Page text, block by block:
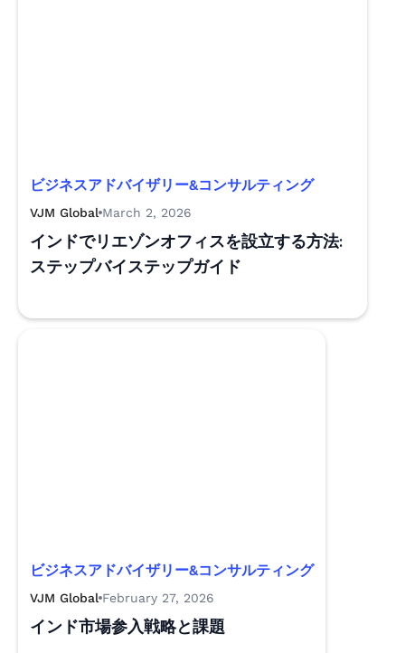
ビジネスアドバイザリー&コンサルティング
VJM Global March 2, 2026
インドでリエゾンオフィスを設立する方法:
ステップバイステップガイド
ビジネスアドバイザリー&コンサルティング
VJM Global February 27, 2026
インド市場参入戦略と課題